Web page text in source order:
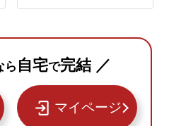
ら 自宅で完結 ／
マイページ